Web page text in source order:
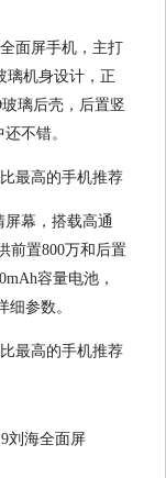
面屏手机，主打
璃机身设计，正
璃后壳，后置竖
不错。
屏幕，搭载高通
前置800万和后置
容量电池，
参数。
刘海全面屏